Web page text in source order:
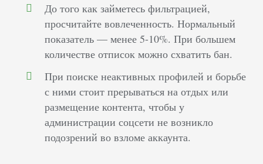
До того как займетесь фильтрацией,
просчитайте вовлеченность. Нормальный
показатель — менее 5-10%. При большем
количестве отписок можно схватить бан.
При поиске неактивных профилей и борьбе
с ними стоит прерываться на отдых или
размещение контента, чтобы у
администрации соцсети не возникло
подозрений во взломе аккаунта.